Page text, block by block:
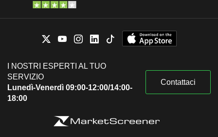
I NOSTRI ESPERTI AL TUO
SERVIZIO
Lunedì-Venerdì 09:00-12:00/14:00-
18:00
Contattaci